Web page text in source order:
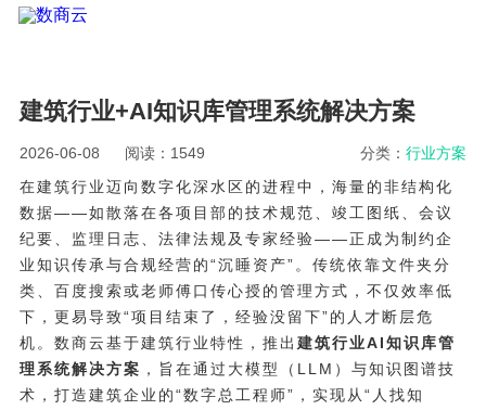
建筑行业+AI知识库管理系统解决方案
2026-06-08 阅读：1549 分类：行业方案
在建筑行业迈向数字化深水区的进程中，海量的非结构化
数据——如散落在各项目部的技术规范、竣工图纸、会议
纪要、监理日志、法律法规及专家经验——正成为制约企
业知识传承与合规经营的“沉睡资产”。传统依靠文件夹分
类、百度搜索或老师傅口传心授的管理方式，不仅效率低
下，更易导致“项目结束了，经验没留下”的人才断层危
机。数商云基于建筑行业特性，推出 建筑行业AI知识库管
理系统解决方案 ，旨在通过大模型（LLM）与知识图谱技
术，打造建筑企业的“数字总工程师”，实现从“人找知